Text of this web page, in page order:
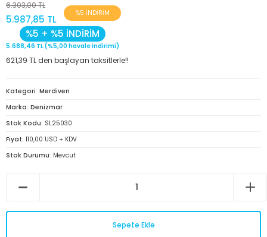
6.303,00 TL
5.987,85 TL
%5 İNDİRİM
%5 + %5 İNDİRİM
5.688,46 TL (%5,00 havale indirimi)
621,39 TL den başlayan taksitlerle!!
Kategori Merdiven
Marka Denizmar
Stok Kodu SL25030
Fiyat 110,00 USD + KDV
Stok Durumu Mevcut
Sepete Ekle